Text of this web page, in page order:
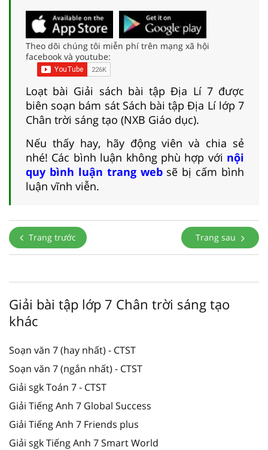
Theo dõi chúng tôi miễn phí trên mạng xã hội
facebook và youtube:
Loạt bài Giải sách bài tập Địa Lí 7 được
biên soạn bám sát Sách bài tập Địa Lí lớp 7
Chân trời sáng tạo (NXB Giáo dục).
Nếu thấy hay, hãy động viên và chia sẻ
nhé! Các bình luận không phù hợp với nội
quy bình luận trang websẽ bị cấm bình
luận vĩnh viễn.
Trang trước Trang sau
Giải bài tập lớp 7 Chân trời sáng tạo
khác
Soạn văn 7 (hay nhất) - CTST
Soạn văn 7 (ngắn nhất) - CTST
Giải sgk Toán 7 - CTST
Giải Tiếng Anh 7 Global Success
Giải Tiếng Anh 7 Friends plus
Giải sgk Tiếng Anh 7 Smart World